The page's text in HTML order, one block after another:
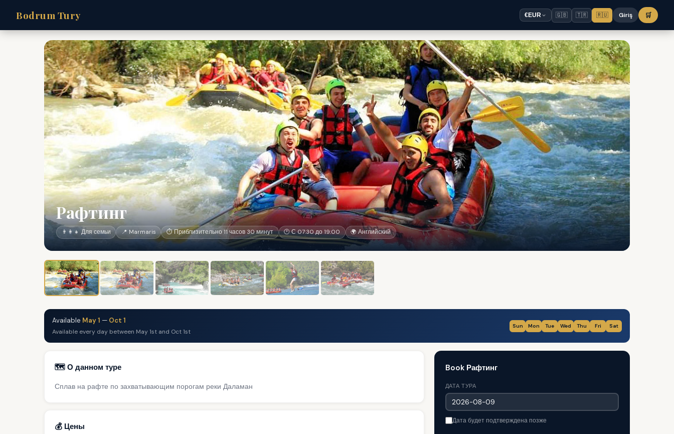
Bodrum Tury €EUR 🇬🇧 🇹🇷 🇷🇺 Giriş 🛒
Рафтинг
👨‍👩‍👧 Для семьи 📍 Marmaris ⏱ Приблизительно 11 часов 30 минут 🕐 С 07:30 до 19:00 🌍 Английский
Available May 1 — Oct 1
Available every day between May 1st and Oct 1st
Sun Mon Tue Wed Thu Fri Sat
🗺️ О данном туре
Сплав на рафте по захватывающим порогам реки Даламан
💰 Цены
Book Рафтинг
ДАТА ТУРА
Дата будет подтверждена позже